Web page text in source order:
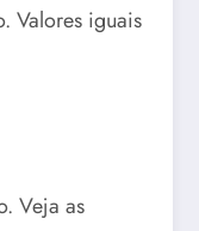
Valores iguais
Veja as